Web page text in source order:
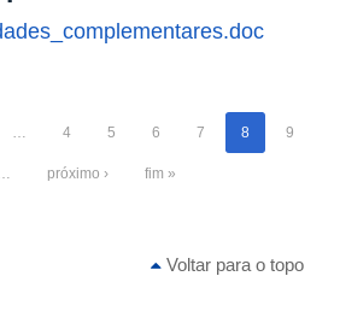
4 5 6 7 8 9
próximo › fim »
Voltar para o topo